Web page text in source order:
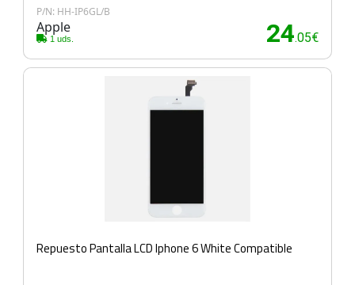
P/N: HH-IP6GL/B
Apple
1 uds. 24.05€
Repuesto Pantalla LCD Iphone 6 White Compatible